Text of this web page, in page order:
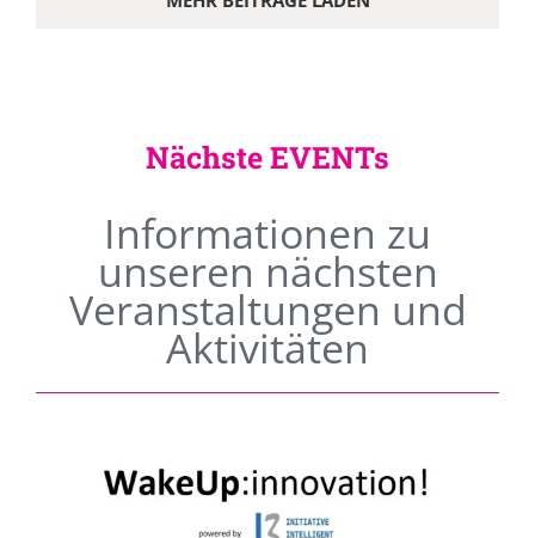
Nächste EVENTs
Informationen zu
unseren nächsten
Veranstaltungen und
Aktivitäten